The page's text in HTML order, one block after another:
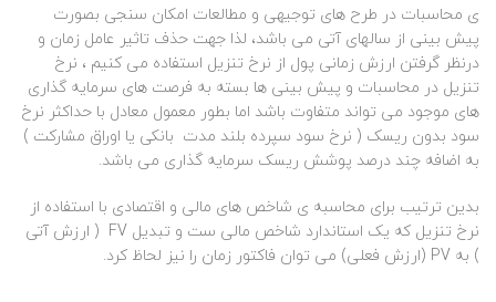
ی محاسبات در طرح های توجیهی و مطالعات امکان سنجی بصورت
پیش بینی از سالهای آتی می باشد، لذا جهت حذف تاثیر عامل زمان و
درنظر گرفتن ارزش زمانی پول از نرخ تنزیل استفاده می کنیم ، نرخ
تنزیل در محاسبات و پیش بینی ها بسته به فرصت های سرمایه گذاری
های موجود می تواند متفاوت باشد اما بطور معمول معادل با حداکثر نرخ
سود بدون ریسک ( نرخ سود سپرده بلند مدت بانکی یا اوراق مشارکت )
به اضافه چند درصد پوشش ریسک سرمایه گذاری می باشد.
بدین ترتیب برای محاسبه ی شاخص های مالی و اقتصادی با استفاده از
نرخ تنزیل که یک استاندارد شاخص مالی ست و تبدیل FV ( ارزش آتی
) به PV (ارزش فعلی) می توان فاکتور زمان را نیز لحاظ کرد.